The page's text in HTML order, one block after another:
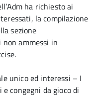
ha richiesto ai
la compilazione
sezione
ammessi in
unico ed interessi – I
congegni da gioco di